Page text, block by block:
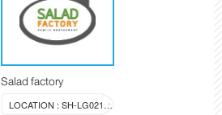
Salad factory
LOCATION : SH-LG021-LG022